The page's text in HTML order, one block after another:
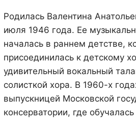
Родилась Валентина
июля 1946 года. Ее
началась в раннем детстве,
присоединилась к детскому
удивительный вокальный
солисткой хора. В 1960-х
выпускницей Московской
консерватории, где